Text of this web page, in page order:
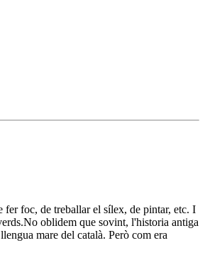
fer foc, de treballar el sílex, de pintar, etc. I
oblidem que sovint, l'historia antiga
mare del català. Però com era